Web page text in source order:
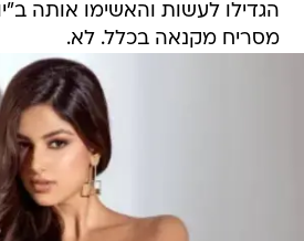
הגדילו לעשות והאשימו אותה
מסריח מקנאה בכלל. לא.